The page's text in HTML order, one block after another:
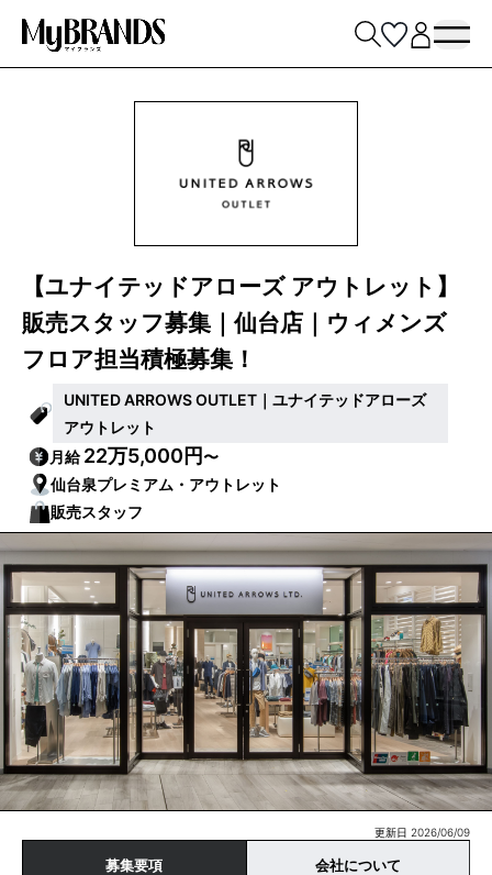
【ユナイテッドアローズ アウトレット】
販売スタッフ募集｜仙台店｜ウィメンズ
フロア担当積極募集！
UNITED ARROWS OUTLET｜ユナイテッドアローズ
アウトレット
月給22万5,000円〜
仙台泉プレミアム・アウトレット
販売スタッフ
更新日 2026/06/09
募集要項 会社について